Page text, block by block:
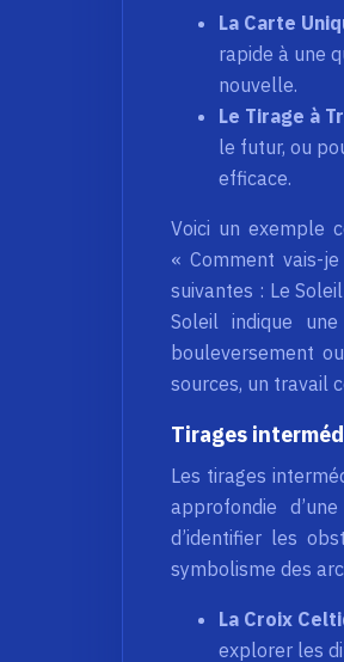
La Carte
rapide à une
nouvelle.
Le Tirage à
le futur, ou
efficace.
Voici un exemple
« Comment vais-
suivantes : Le
Soleil indique
bouleversement
sources, un travail
Tirages
Les tirages
approfondie
d’identifier les
symbolisme des
La Croix
explorer les